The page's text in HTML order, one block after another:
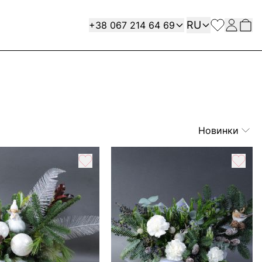
Contact
+38 067 214 64 69 Язык
RU
Новинки